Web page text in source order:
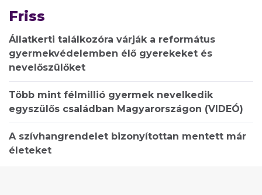
Friss
Állatkerti találkozóra várják a református
gyermekvédelemben élő gyerekeket és
nevelőszülőket
Több mint félmillió gyermek nevelkedik
egyszülős családban Magyarországon (VIDEÓ)
A szívhangrendelet bizonyítottan mentett már
életeket